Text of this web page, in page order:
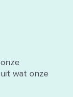
wat onze